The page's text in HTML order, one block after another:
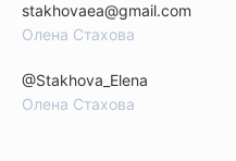
stakhovaea@gmail.com
Олена Стахова
@Stakhova_Elena
Олена Стахова